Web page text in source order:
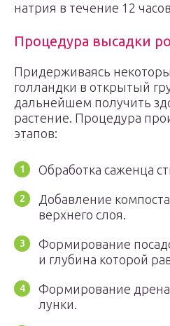
натрия в течение 12
Процедура высадки
Придерживаясь
голландки в открытый
дальнейшем получить
растение. Процедура
этапов:
Обработка саженца
Добавление
верхнего слоя.
Формирование
и глубина которой
Формирование
лунки.